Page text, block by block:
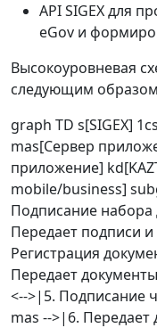
API SIGEX для
eGov и
Высокоуровневая
следующим
graph TD s[SIGEX]
mas[Сервер
приложение]
mobile/business]
Подписание
Передает подписи
Регистрация
Передает
<-->|5. Подписание
mas -->|6.